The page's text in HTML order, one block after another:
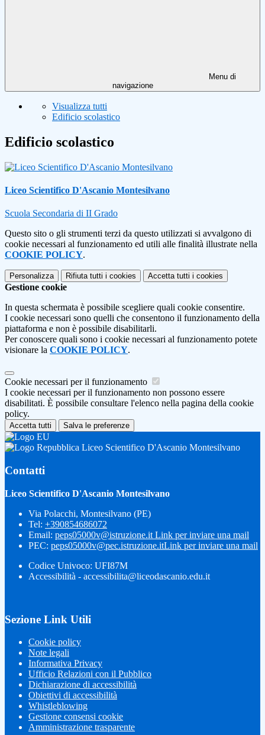
Menu di
navigazione
Visualizza tutti
Edificio scolastico
Edificio scolastico
Liceo Scientifico D'Ascanio Montesilvano
Scuola Secondaria di II Grado
Questo sito o gli strumenti terzi da questo utilizzati si avvalgono di
cookie necessari al funzionamento ed utili alle finalità illustrate nella
COOKIE POLICY.
Personalizza Rifiuta tutti i cookies Accetta tutti i cookies
Gestione cookie
In questa schermata è possibile scegliere quali cookie consentire.
I cookie necessari sono quelli che consentono il funzionamento della
piattaforma e non è possibile disabilitarli.
Per conoscere quali sono i cookie necessari al funzionamento potete
visionare la COOKIE POLICY.
Cookie necessari per il funzionamento
I cookie necessari per il funzionamento non possono essere
disabilitati. È possibile consultare l'elenco nella pagina della cookie
policy.
Accetta tutti Salva le preferenze
Liceo Scientifico D'Ascanio Montesilvano
Contatti
Liceo Scientifico D'Ascanio Montesilvano
Via Polacchi, Montesilvano (PE)
Tel: +390854686072
Email: peps05000v@istruzione.it Link per inviare una mail
PEC: peps05000v@pec.istruzione.itLink per inviare una mail
Codice Univoco: UFI87M
Accessibilità - accessibilita@liceodascanio.edu.it
Sezione Link Utili
Cookie policy
Note legali
Informativa Privacy
Ufficio Relazioni con il Pubblico
Dichiarazione di accessibilità
Obiettivi di accessibilità
Whistleblowing
Gestione consensi cookie
Amministrazione trasparente